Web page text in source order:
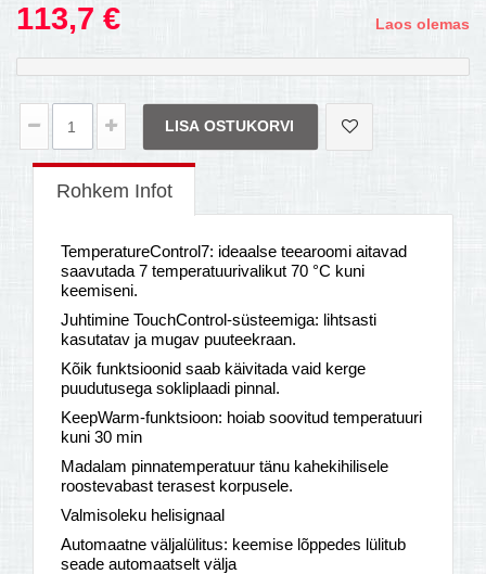
113,7 € Laos olemas
LISA OSTUKORVI
Rohkem Infot
TemperatureControl7: ideaalse teearoomi aitavad
saavutada 7 temperatuurivalikut 70 °C kuni
keemiseni.
Juhtimine TouchControl-süsteemiga: lihtsasti
kasutatav ja mugav puuteekraan.
Kõik funktsioonid saab käivitada vaid kerge
puudutusega sokliplaadi pinnal.
KeepWarm-funktsioon: hoiab soovitud temperatuuri
kuni 30 min
Madalam pinnatemperatuur tänu kahekihilisele
roostevabast terasest korpusele.
Valmisoleku helisignaal
Automaatne väljalülitus: keemise lõppedes lülitub
seade automaatselt välja